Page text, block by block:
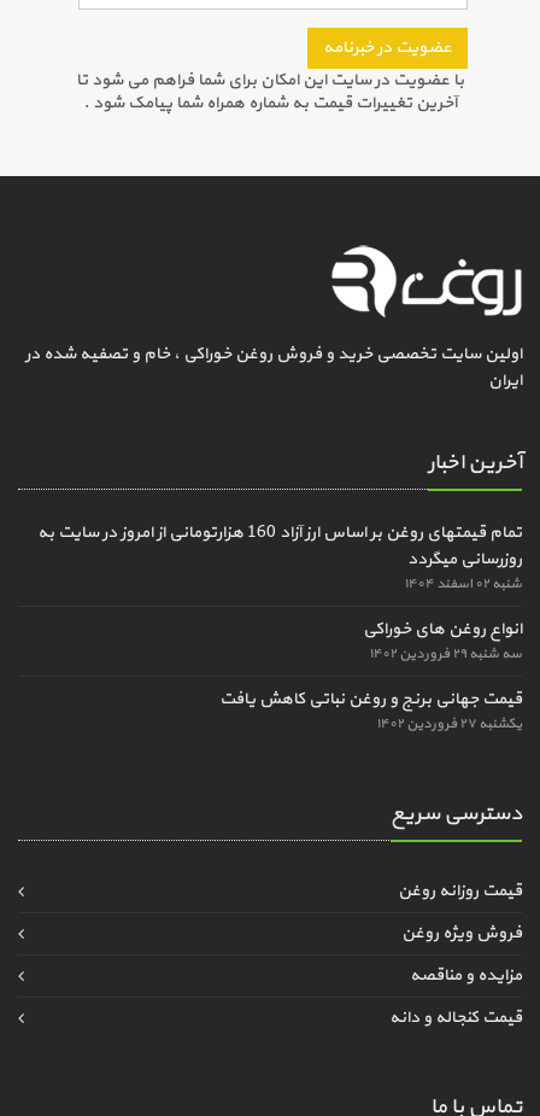
عضویت در خبرنامه
با عضویت در سایت این امکان برای شما فراهم می شود تا
آخرین تغییرات قیمت به شماره همراه شما پیامک شود .
اولین سایت تخصصی خرید و فروش روغن خوراکی ، خام و تصفیه شده در
ایران
آخرین اخبار
تمام قیمتهای روغن بر اساس ارز آزاد 160 هزارتومانی از امروز در سایت به
روزرسانی میگردد
شنبه ۰۲ اسفند ۱۴۰۴
انواع روغن های خوراکی
سه شنبه ۲۹ فروردین ۱۴۰۲
قیمت جهانی برنج و روغن نباتی کاهش یافت
یکشنبه ۲۷ فروردین ۱۴۰۲
دسترسی سریع
قیمت روزانه روغن
فروش ویژه روغن
مزایده و مناقصه
قیمت کنجاله و دانه
تماس با ما